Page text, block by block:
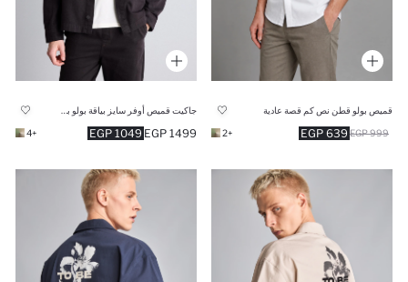
قميص بولو قطن نص كم قصة عادية
639 EGP 999 EGP
+2
1049 EGP 1499 EGP
+4